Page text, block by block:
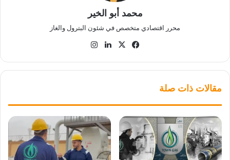
محمد أبو الخير
محرر اقتصادي متخصص في شئون البترول والغاز
فيسبوك
‫X لينكدإن
مقالات ذات صلة